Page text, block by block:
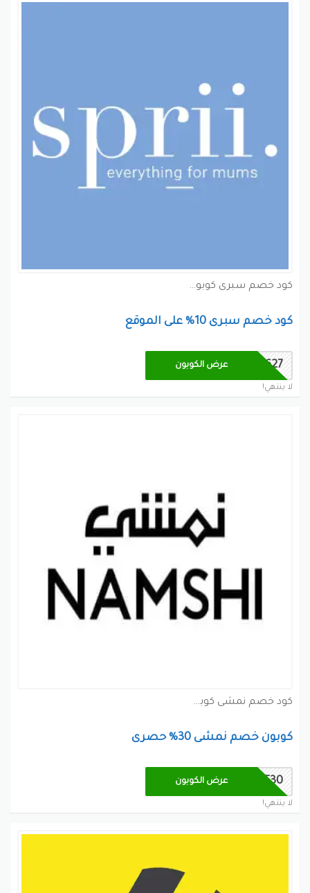
كود خصم سبرى كوبون
كود خصم سبرى 10% على الموقع
AC0627 عرض الكوبون
لا ينتهي!
كود خصم نمشى كوبون
كوبون خصم نمشى 30% حصرى
RT30 عرض الكوبون
لا ينتهي!